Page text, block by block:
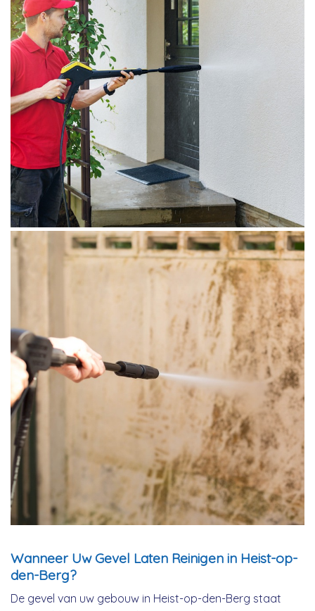
Wanneer Uw Gevel Laten Reinigen in Heist-op-
den-Berg?
De gevel van uw gebouw in Heist-op-den-Berg staat